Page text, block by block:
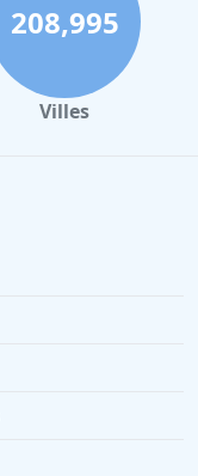
208,995
Villes